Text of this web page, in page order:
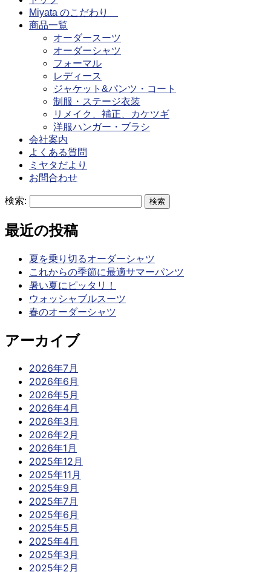
Miyata のこだわり
商品一覧
オーダースーツ
オーダーシャツ
フォーマル
レディース
ジャケット&パンツ・コート
制服・ステージ衣装
リメイク、補正、カケツギ
洋服ハンガー・ブラシ
会社案内
よくある質問
ミヤタだより
お問合わせ
検索:
最近の投稿
夏を乗り切るオーダーシャツ
これからの季節に最適サマーパンツ
暑い夏にピッタリ！
ウォッシャブルスーツ
春のオーダーシャツ
アーカイブ
2026年7月
2026年6月
2026年5月
2026年4月
2026年3月
2026年2月
2026年1月
2025年12月
2025年11月
2025年9月
2025年7月
2025年6月
2025年5月
2025年4月
2025年3月
2025年2月